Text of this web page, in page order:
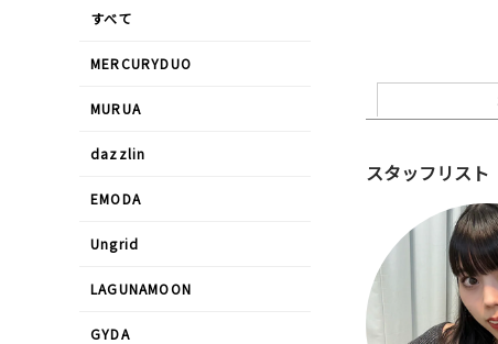
スタッフリスト
すべて
MERCURYDUO
MURUA
dazzlin
EMODA
Ungrid
LAGUNAMOON
GYDA